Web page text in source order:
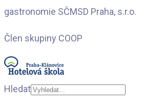
gastronomie SČMSD Praha, s.r.o.
Člen skupiny COOP
Hledat